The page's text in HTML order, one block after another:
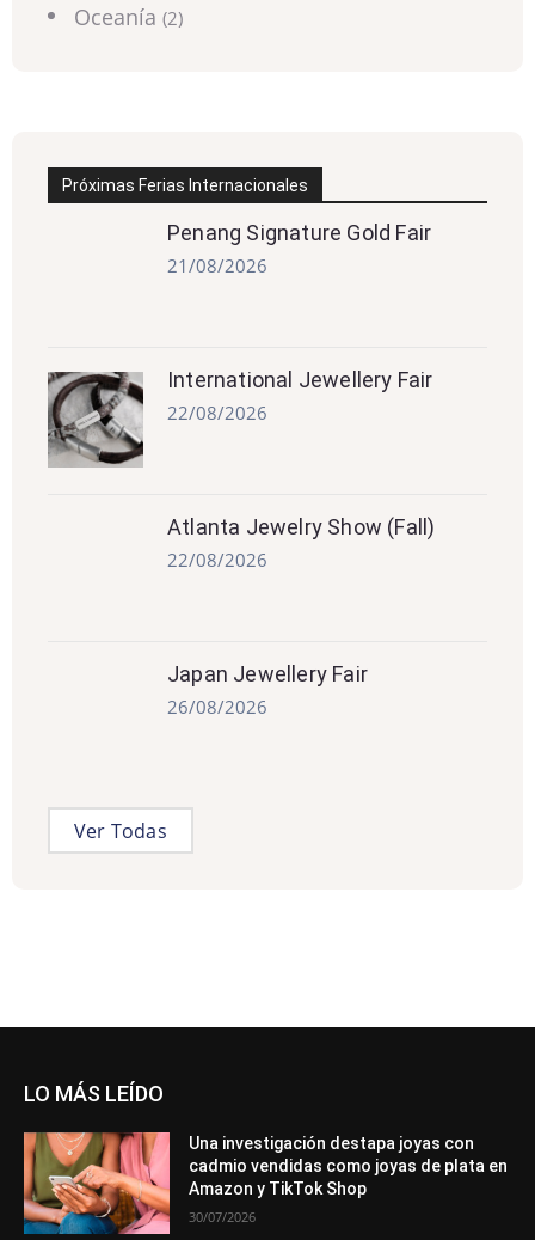
Oceanía (2)
Próximas Ferias Internacionales
Penang Signature Gold Fair
21/08/2026
International Jewellery Fair
22/08/2026
Atlanta Jewelry Show (Fall)
22/08/2026
Japan Jewellery Fair
26/08/2026
Ver Todas
LO MÁS LEÍDO
Una investigación destapa joyas con
cadmio vendidas como joyas de plata en
Amazon y TikTok Shop
30/07/2026